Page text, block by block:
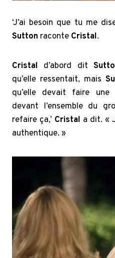
‘J’ai besoin que tu me
Sutton raconte Cristal.
Cristal d’abord dit
qu’elle ressentait, mais
qu’elle devait faire une
devant l’ensemble du
refaire ça,’ Cristal a dit. «
authentique. »